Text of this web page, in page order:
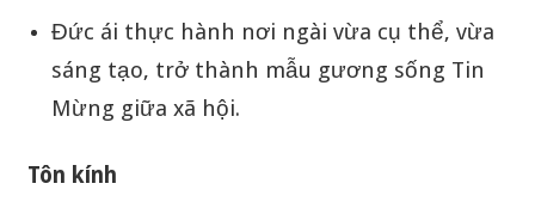
Đức ái thực hành nơi ngài vừa cụ thể, vừa
sáng tạo, trở thành mẫu gương sống Tin
Mừng giữa xã hội.
Tôn kính